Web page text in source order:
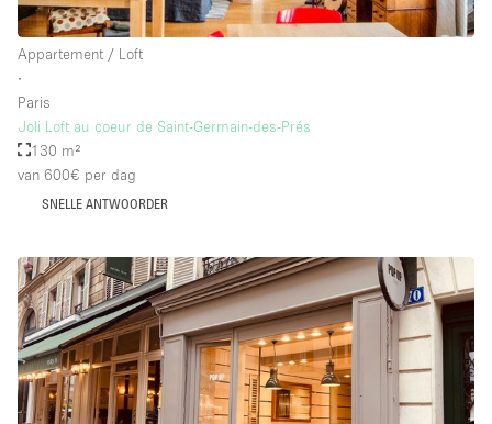
Appartement / Loft
∙
Paris
Joli Loft au coeur de Saint-Germain-des-Prés
130 m²
van 600€ per dag
SNELLE ANTWOORDER